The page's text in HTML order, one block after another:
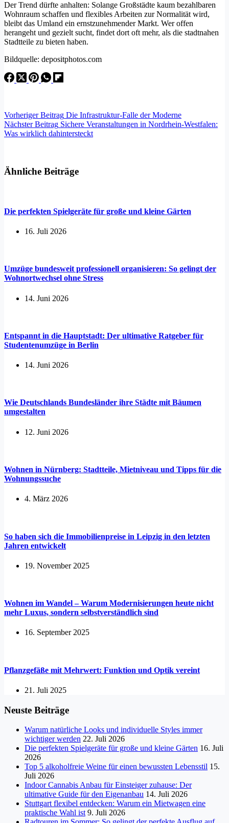
Der Trend dürfte anhalten: Solange Großstädte kaum bezahlbaren
Wohnraum schaffen und flexibles Arbeiten zur Normalität wird,
bleibt das Umland ein ernstzunehmender Markt. Wer offen
herangeht und gezielt sucht, findet dort oft mehr, als die stadtnahen
Stadtteile zu bieten haben.
Bildquelle: depositphotos.com
VorherigerBeitrag Die Infrastruktur-Falle der Moderne
NächsterBeitrag Sichere Veranstaltungen in Nordrhein-Westfalen:
Was wirklich dahintersteckt
Ähnliche Beiträge
Die perfekten Spielgeräte für große und kleine Gärten
16. Juli 2026
Umzüge bundesweit professionell organisieren: So gelingt der
Wohnortwechsel ohne Stress
14. Juni 2026
Entspannt in die Hauptstadt: Der ultimative Ratgeber für
Studentenumzüge in Berlin
14. Juni 2026
Wie Deutschlands Bundesländer ihre Städte mit Bäumen
umgestalten
12. Juni 2026
Wohnen in Nürnberg: Stadtteile, Mietniveau und Tipps für die
Wohnungssuche
4. März 2026
So haben sich die Immobilienpreise in Leipzig in den letzten
Jahren entwickelt
19. November 2025
Wohnen im Wandel – Warum Modernisierungen heute nicht
mehr Luxus, sondern selbstverständlich sind
16. September 2025
Pflanzgefäße mit Mehrwert: Funktion und Optik vereint
21. Juli 2025
Neuste Beiträge
Warum natürliche Looks und individuelle Styles immer
wichtiger werden 22. Juli 2026
Die perfekten Spielgeräte für große und kleine Gärten 16. Juli
2026
Top 5 alkoholfreie Weine für einen bewussten Lebensstil 15.
Juli 2026
Indoor Cannabis Anbau für Einsteiger zuhause: Der
ultimative Guide für den Eigenanbau 14. Juli 2026
Stuttgart flexibel entdecken: Warum ein Mietwagen eine
praktische Wahl ist 9. Juli 2026